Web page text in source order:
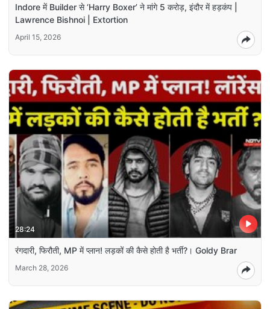
Indore में Builder से ‘Harry Boxer’ ने मांगे 5 करोड़, इंदौर में हड़कंप |
Lawrence Bishnoi | Extortion
April 15, 2026
28:24
रंगदारी, फिरौती, MP में प्लान! लड़कों की कैसे होती है भर्ती?। Goldy Brar
March 28, 2026